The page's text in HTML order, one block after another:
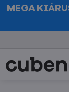
MEGA